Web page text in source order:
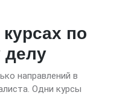
по
делу
направлений в
Одни курсы